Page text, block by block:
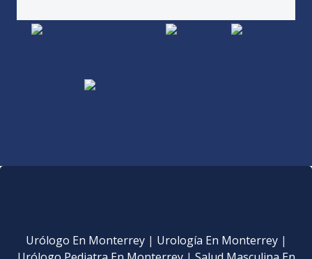
Urólogo En Monterrey| Urología En Monterrey|